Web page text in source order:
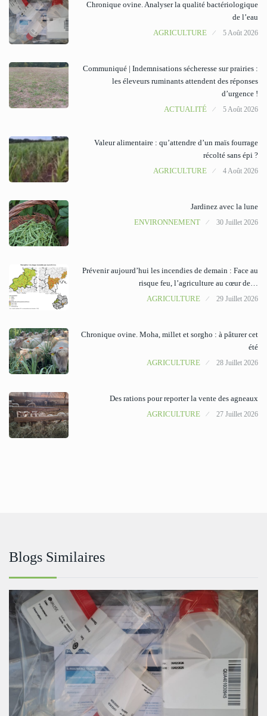
Chronique ovine. Analyser la qualité bactériologique
de l’eau
AGRICULTURE
5 Août 2026
Communiqué | Indemnisations sécheresse sur prairies :
les éleveurs ruminants attendent des réponses
d’urgence !
ACTUALITÉ
5 Août 2026
Valeur alimentaire : qu’attendre d’un maïs fourrage
récolté sans épi ?
AGRICULTURE
4 Août 2026
Jardinez avec la lune
ENVIRONNEMENT
30 Juillet 2026
Prévenir aujourd’hui les incendies de demain : Face au
risque feu, l’agriculture au cœur de…
AGRICULTURE
29 Juillet 2026
Chronique ovine. Moha, millet et sorgho : à pâturer cet
été
AGRICULTURE
28 Juillet 2026
Des rations pour reporter la vente des agneaux
AGRICULTURE
27 Juillet 2026
Blogs Similaires